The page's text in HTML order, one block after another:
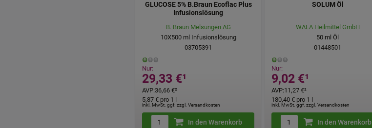
GLUCOSE 5% B.Braun Ecoflac Plus
Infusionslösung
B. Braun Melsungen AG
10X500ml Infusionslösung
03705391
Nur:
29,33 €¹
AVP:36,66 €²
inkl. MwSt. ggf. zzgl. Versandkosten
5,87 € pro 1 l
In den Warenkorb
SOLUM Öl
WALA Heilmittel GmbH
50 ml Öl
01448501
Nur:
9,02 €¹
AVP:11,27 €²
inkl. MwSt. ggf. zzgl. Versandkosten
180,40 € pro 1 l
In den Warenkorb